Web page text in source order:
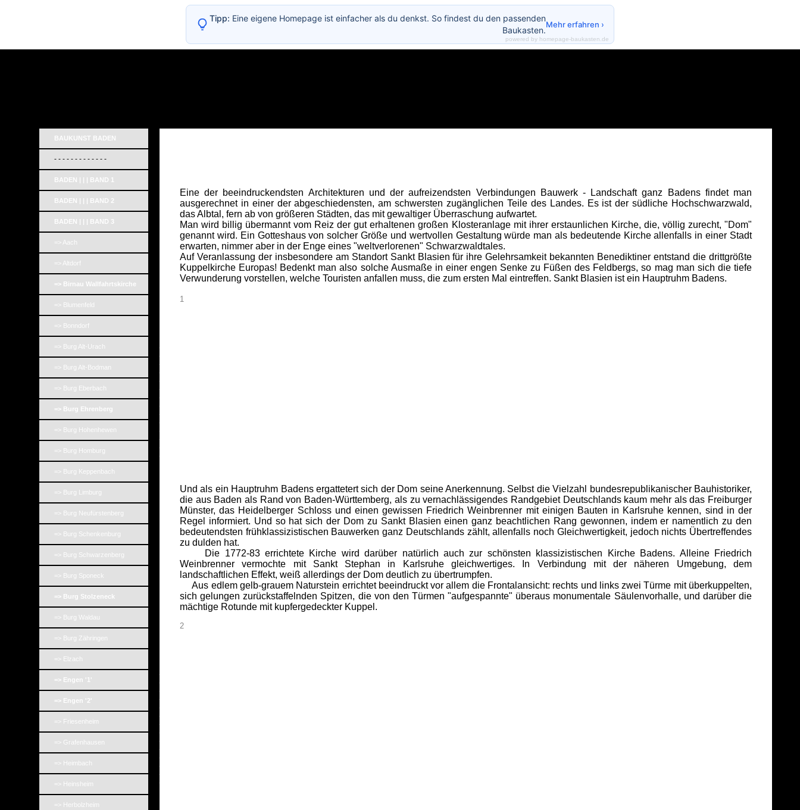
BAUKUNST BADEN
- - - - - - - - - - - - -
BADEN | | | BAND 1
BADEN | | | BAND 2
BADEN | | | BAND 3
=> Aach
=> Altdorf
=> Birnau Wallfahrtskirche
=> Blumenfeld
=> Bonndorf
=> Burg Alt-Urach
=> Burg Alt-Bodman
=> Burg Eberbach
=> Burg Ehrenberg
=> Burg Hohenhewen
=> Burg Homburg
=> Burg Keppenbach
=> Burg Limburg
=> Burg Neufürstenberg
=> Burg Schenkenburg
=> Burg Schwarzenberg
=> Burg Sponeck
=> Burg Stolzeneck
=> Burg Waldau
=> Burg Zähringen
=> Elzach
=> Engen '1'
=> Engen '2'
=> Friesenheim
=> Grafenhausen
=> Heimbach
=> Heinsheim
=> Herbolzheim
Eine der beeindruckendsten Architekturen und der aufreizendsten Verbindungen Bauwerk - Landschaft ganz Badens findet man
ausgerechnet in einer der abgeschiedensten, am schwersten zugänglichen Teile des Landes. Es ist der südliche Hochschwarzwald,
das Albtal, fern ab von größeren Städten, das mit gewaltiger Überraschung aufwartet.
Man wird billig übermannt vom Reiz der gut erhaltenen großen Klosteranlage mit ihrer erstaunlichen Kirche, die, völlig zurecht, "Dom"
genannt wird. Ein Gotteshaus von solcher Größe und wertvollen Gestaltung würde man als bedeutende Kirche allenfalls in einer Stadt
erwarten, nimmer aber in der Enge eines "weltverlorenen" Schwarzwaldtales.
Auf Veranlassung der insbesondere am Standort Sankt Blasien für ihre Gelehrsamkeit bekannten Benediktiner entstand die drittgrößte
Kuppelkirche Europas! Bedenkt man also solche Ausmaße in einer engen Senke zu Füßen des Feldbergs, so mag man sich die tiefe
Verwunderung vorstellen, welche Touristen anfallen muss, die zum ersten Mal eintreffen. Sankt Blasien ist ein Hauptruhm Badens.
1
Und als ein Hauptruhm Badens ergattetert sich der Dom seine Anerkennung. Selbst die Vielzahl bundesrepublikanischer Bauhistoriker,
die aus Baden als Rand von Baden-Württemberg, als zu vernachlässigendes Randgebiet Deutschlands kaum mehr als das Freiburger
Münster, das Heidelberger Schloss und einen gewissen Friedrich Weinbrenner mit einigen Bauten in Karlsruhe kennen, sind in der
Regel informiert. Und so hat sich der Dom zu Sankt Blasien einen ganz beachtlichen Rang gewonnen, indem er namentlich zu den
bedeutendsten frühklassizistischen Bauwerken ganz Deutschlands zählt, allenfalls noch Gleichwertigkeit, jedoch nichts Übertreffendes
zu dulden hat.
Die 1772-83 errichtete Kirche wird darüber natürlich auch zur schönsten klassizistischen Kirche Badens. Alleine Friedrich
Weinbrenner vermochte mit Sankt Stephan in Karlsruhe gleichwertiges. In Verbindung mit der näheren Umgebung, dem
landschaftlichen Effekt, weiß allerdings der Dom deutlich zu übertrumpfen.
Aus edlem gelb-grauem Naturstein errichtet beeindruckt vor allem die Frontalansicht: rechts und links zwei Türme mit überkuppelten,
sich gelungen zurückstaffelnden Spitzen, die von den Türmen "aufgespannte" überaus monumentale Säulenvorhalle, und darüber die
mächtige Rotunde mit kupfergedeckter Kuppel.
2
Tipp: Eine eigene Homepage ist einfacher als du denkst. So findest du den passenden
Baukasten.
Mehr erfahren ›
powered by homepage-baukasten.de